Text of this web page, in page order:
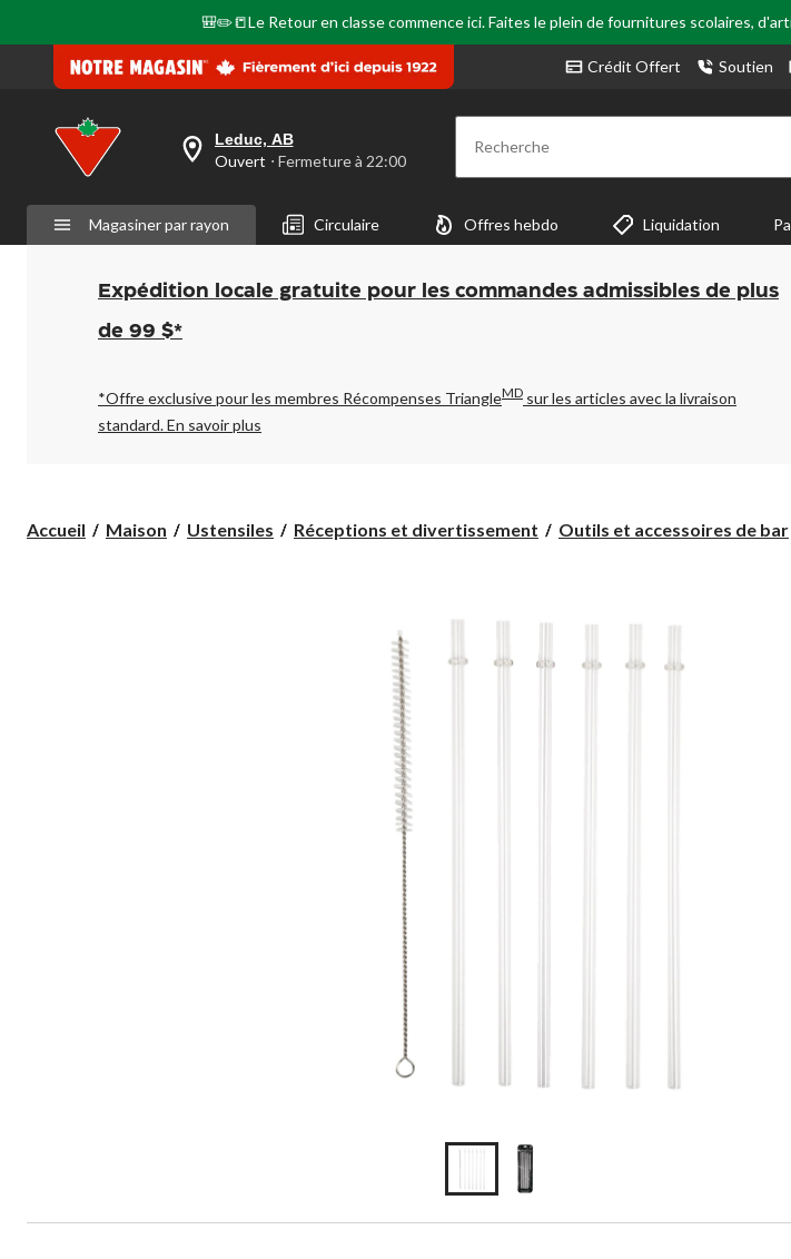
🎒✏️📒Le Retour en classe commence ici. Faites le plein de fournitures scolaires,
Crédit Offert Soutien
votre
est
Leduc,
AB,
Ouvert,
Fermeture
à
pour
changer
Leduc, AB
Ouvert ⋅ Fermeture à 22:00 Recherche
Magasiner par rayon Circulaire Offres hebdo Liquidation
Expédition locale gratuite pour les commandes admissibles de plus
de 99 $*
*Offre exclusive pour les membres Récompenses TriangleMD sur les articles avec la livraison
standard.En savoir plus
Accueil Maison Ustensiles Réceptions et divertissement Outils et accessoires de bar